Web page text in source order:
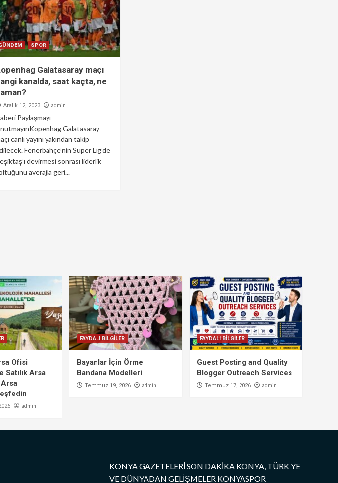
SPOR
Galatasaray maçı
kanalda, saat kaçta, ne
Aralık 12, 2023 admin
Paylaşmayı
Galatasaray
canlı yayını yakından takip
Fenerbahçe’nin Süper Lig’de
devirmesi sonrası liderlik
averajla geri...
Ofisi
Satılık Arsa
Arsa
admin
FAYDALI BİLGİLER
Bayanlar İçin Örme
Bandana Modelleri
Temmuz 19, 2026 admin
FAYDALI BİLGİLER
Guest Posting and Quality
Blogger Outreach Services
Temmuz 17, 2026 admin
KONYA GAZETELERİ SON DAKİKA KONYA, TÜRKİYE
VE DÜNYADAN GELİŞMELER KONYASPOR